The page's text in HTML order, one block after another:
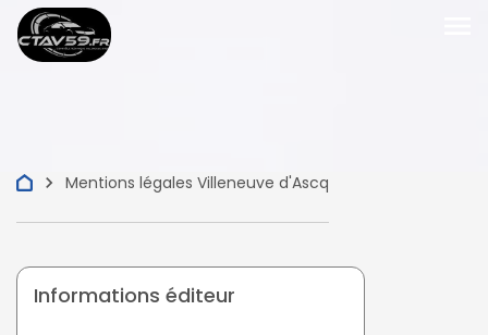
keyboard_arrow_right Mentions légales Villeneuve d'Ascq
Informations éditeur